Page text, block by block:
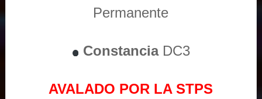
Permanente
ConstanciaDC3
AVALADO POR LA STPS